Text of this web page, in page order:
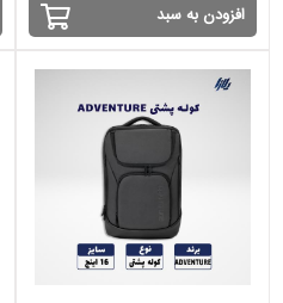
افزودن به سبد